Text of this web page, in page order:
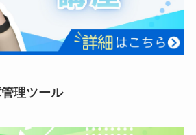
理ツール